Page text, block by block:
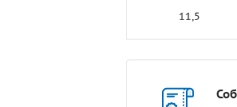
11,5